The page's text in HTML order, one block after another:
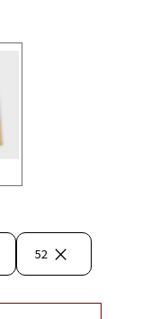
52 ×